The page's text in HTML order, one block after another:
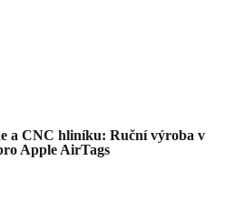
a CNC hliníku: Ruční výroba v
Apple AirTags